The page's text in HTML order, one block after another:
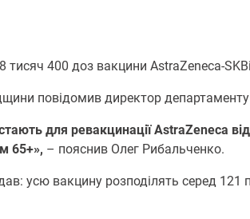
400 доз вакцини AstraZeneca-
повідомив директор
для ревакцинації AstraZeneca
65+», – пояснив Олег Рибальченко.
усю вакцину розподілять серед 121